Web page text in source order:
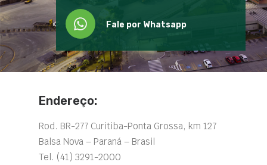
Fale por Whatsapp
Endereço:
Rod. BR-277 Curitiba-Ponta Grossa, km 127
Balsa Nova – Paraná – Brasil
Tel. (41) 3291-2000